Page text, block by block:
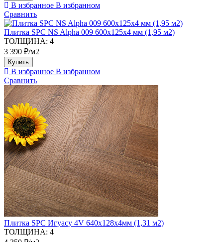
В избранное В избранном
Сравнить
Плитка SPC NS Alpha 009 600х125х4 мм (1,95 м2)
ТОЛЩИНА: 4
3 390 ₽/м2
Купить
В избранное В избранном
Сравнить
Плитка SPC Игуасу 4V 640х128х4мм (1,31 м2)
ТОЛЩИНА: 4